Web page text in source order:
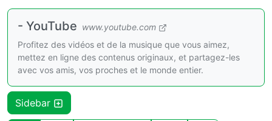
- YouTube www.youtube.com
Profitez des vidéos et de la musique que vous aimez,
mettez en ligne des contenus originaux, et partagez-les
avec vos amis, vos proches et le monde entier.
Sidebar